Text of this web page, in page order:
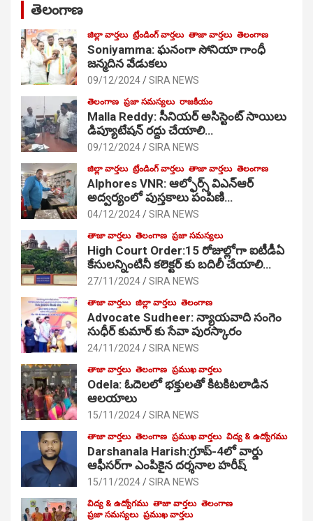
తెలంగాణ
జిల్లా వార్తలు ట్రేండింగ్ వార్తలు తాజా వార్తలు తెలంగాణ
Soniyamma: ఘ‌నంగా సోనియా గాంధీ
జ‌న్మ‌దిన వేడుక‌లు
09/12/2024 SIRA NEWS
తెలంగాణ ప్రజా సమస్యలు రాజకీయం
Malla Reddy: సీనియర్ అసిస్టెంట్ సాయిలు
డిప్యూటేషన్ రద్దు చేయాలి…
09/12/2024 SIRA NEWS
జిల్లా వార్తలు ట్రేండింగ్ వార్తలు తాజా వార్తలు తెలంగాణ
Alphores VNR: ఆల్ఫోర్స్ విఎన్ఆర్
అద్వర్యంలో పుస్తకాలు పంపిణి…
04/12/2024 SIRA NEWS
తాజా వార్తలు తెలంగాణ ప్రజా సమస్యలు
High Court Order:15 రోజుల్లోగా ఐటీడీఏ
కేసులన్నింటినీ కలెక్టర్ కు బదిలీ చేయాలి…
27/11/2024 SIRA NEWS
తాజా వార్తలు జిల్లా వార్తలు తెలంగాణ
Advocate Sudheer: న్యాయవాది సంగెం
సుధీర్ కుమార్ కు సేవా పురస్కారం
24/11/2024 SIRA NEWS
తాజా వార్తలు తెలంగాణ ప్రముఖ వార్తలు
Odela: ఓదెల‌లో భక్తులతో కిటకిటలాడిన
ఆల‌యాలు
15/11/2024 SIRA NEWS
తాజా వార్తలు తెలంగాణ ప్రముఖ వార్తలు విద్య & ఉద్యోగము
Darshanala Harish:గ్రూప్-4లో వార్డు
ఆఫీసర్‌గా ఎంపికైన దర్శనాల హరీష్
15/11/2024 SIRA NEWS
విద్య & ఉద్యోగము తాజా వార్తలు తెలంగాణ
ప్రజా సమస్యలు ప్రముఖ వార్తలు